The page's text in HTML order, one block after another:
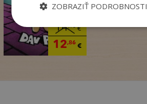
14,95€
12,86€
ZOBRAZIŤ PODROBNOSTI